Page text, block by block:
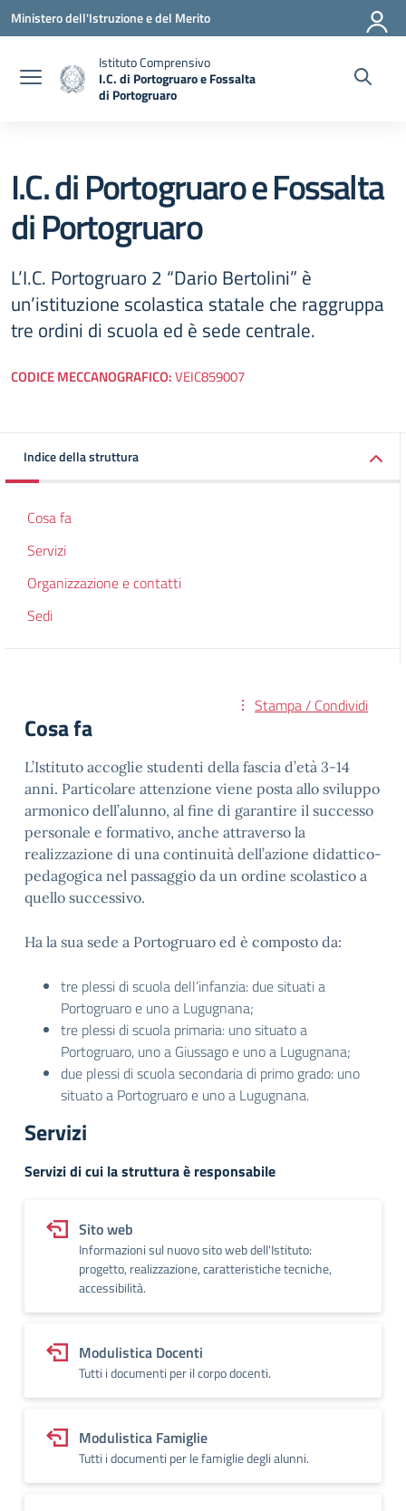
Vai ai contenuti
Vai al menu di navigazione
Vai al footer
Ministero dell'Istruzione e del Merito
Istituto Comprensivo
I.C. di Portogruaro e Fossalta
di Portogruaro
I.C. di Portogruaro e Fossalta
di Portogruaro
L’I.C. Portogruaro 2 “Dario Bertolini” è
un’istituzione scolastica statale che raggruppa
tre ordini di scuola ed è sede centrale.
CODICE MECCANOGRAFICO:VEIC859007
Indice della struttura
Cosa fa
Servizi
Organizzazione e contatti
Sedi
Stampa / Condividi
Cosa fa
L’Istituto accoglie studenti della fascia d’età 3-14
anni. Particolare attenzione viene posta allo sviluppo
armonico dell’alunno, al fine di garantire il successo
personale e formativo, anche attraverso la
realizzazione di una continuità dell’azione didattico-
pedagogica nel passaggio da un ordine scolastico a
quello successivo.
Ha la sua sede a Portogruaro ed è composto da:
tre plessi di scuola dell’infanzia: due situati a
Portogruaro e uno a Lugugnana;
tre plessi di scuola primaria: uno situato a
Portogruaro, uno a Giussago e uno a Lugugnana;
due plessi di scuola secondaria di primo grado: uno
situato a Portogruaro e uno a Lugugnana.
Servizi
Servizi di cui la struttura è responsabile
Sito web
Informazioni sul nuovo sito web dell'Istituto:
progetto, realizzazione, caratteristiche tecniche,
accessibilità.
Modulistica Docenti
Tutti i documenti per il corpo docenti.
Modulistica Famiglie
Tutti i documenti per le famiglie degli alunni.